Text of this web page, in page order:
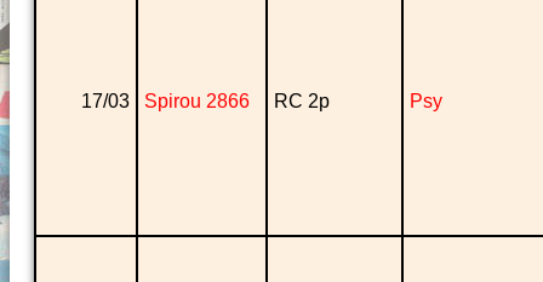
17/03 Spirou 2866 RC 2p Psy